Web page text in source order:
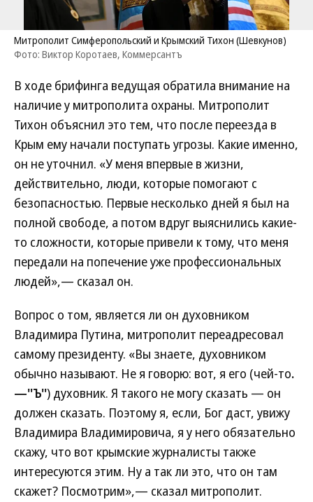
Митрополит Симферопольский и Крымский Тихон (Шевкунов)
Фото: Виктор Коротаев, Коммерсантъ
В ходе брифинга ведущая обратила внимание на
наличие у митрополита охраны. Митрополит
Тихон объяснил это тем, что после переезда в
Крым ему начали поступать угрозы. Какие именно,
он не уточнил. «У меня впервые в жизни,
действительно, люди, которые помогают с
безопасностью. Первые несколько дней я был на
полной свободе, а потом вдруг выяснились какие-
то сложности, которые привели к тому, что меня
передали на попечение уже профессиональных
людей»,— сказал он.
Вопрос о том, является ли он духовником
Владимира Путина, митрополит переадресовал
самому президенту. «Вы знаете, духовником
обычно называют. Не я говорю: вот, я его (чей-то.
—''Ъ'') духовник. Я такого не могу сказать — он
должен сказать. Поэтому я, если, Бог даст, увижу
Владимира Владимировича, я у него обязательно
скажу, что вот крымские журналисты также
интересуются этим. Ну а так ли это, что он там
скажет? Посмотрим»,— сказал митрополит.